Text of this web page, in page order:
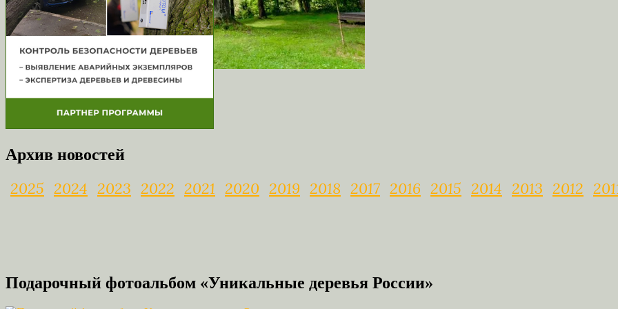
Архив новостей
2025 2024 2023 2022 2021 2020 2019 2018 2017 2016 2015 2014 2013 2012
Подарочный фотоальбом «Уникальные деревья России»